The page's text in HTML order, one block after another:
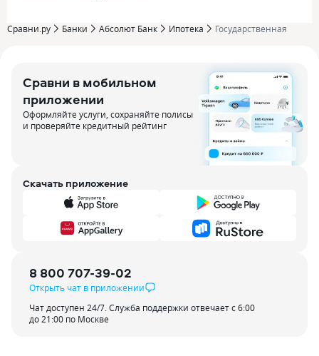
Сравни.ру Банки Абсолют Банк Ипотека Государственная
Сравни в мобильном
приложении
Оформляйте услуги, сохраняйте полисы
и проверяйте кредитный рейтинг
Скачать приложение
8 800 707-39-02
Открыть чат в приложении
Чат доступен 24/7. Служба поддержки отвечает с 6:00
до 21:00 по Москве